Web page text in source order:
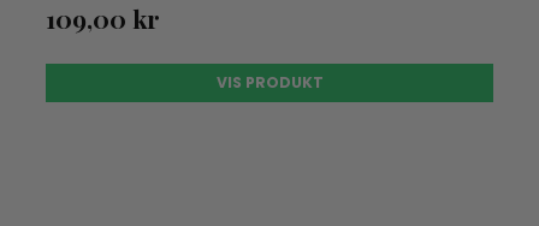
109,00 kr
VIS PRODUKT